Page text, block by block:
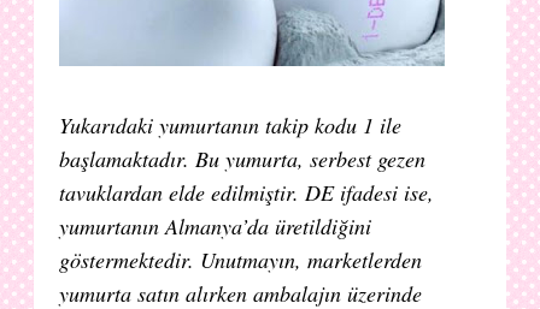
Yukarıdaki yumurtanın takip kodu 1 ile
başlamaktadır. Bu yumurta, serbest gezen
tavuklardan elde edilmiştir. DE ifadesi ise,
yumurtanın Almanya’da üretildiğini
göstermektedir. Unutmayın, marketlerden
yumurta satın alırken ambalajın üzerinde